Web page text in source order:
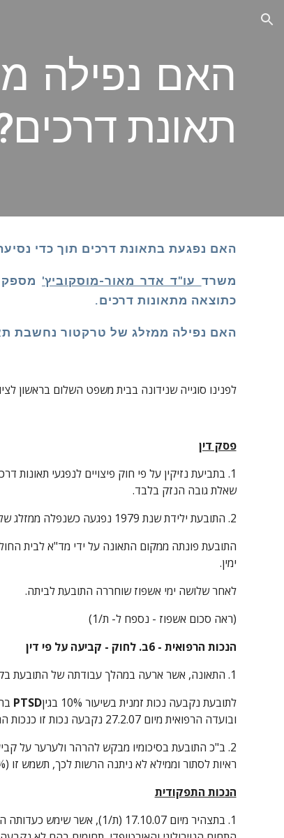
האם נפילה
תאונת
האם נפגעת בתאונת דרכים תוך כדי
משרד עו"ד אדר מאור-מוסקוביץ' מספק
כתוצאה מתאונות דרכים.
האם נפילה ממזלג של טרקטור נחשבת
לפנינו סוגייה שנידונה בבית משפט השלום בראשון
פסק דין
שאלת גובה הנזק בלבד.
2. התובעת ילידת שנת 1979 נפגעה כשנפלה ממזלג של טרקטור, אשר הועלה לגובה על מנת לבצע עבודת מתיחת כבל.
ימין.
לאחר שלושה ימי אשפוז שוחררה התובעת לביתה.
(ראה סכום אשפוז - נספח ל- ת/1)
הנכות הרפואית - 6ב. לחוק - קביעה על פי דין
1. התאונה, אשר ארעה במהלך עבודתה של התובעת בקיבוץ, הוכרה על ידי המוסד לביטוח לאומי כ"תאונת עבודה".ו
לתובעת נקבעה נכות זמנית בשיעור 10% בגין
PTSD
ובועדה הרפואית מיום 27.2.07 נקבעה נכות זו כנכות הרפואית הצמיתה בגין החבלה בתאונה (ראה נ/1).
ראיות לסתור וממילא לא ניתנה הרשות לכך, תשמש זו (10% נכות רפואית) יסוד ובסיס להכרעתי.
הנכות התפקודית